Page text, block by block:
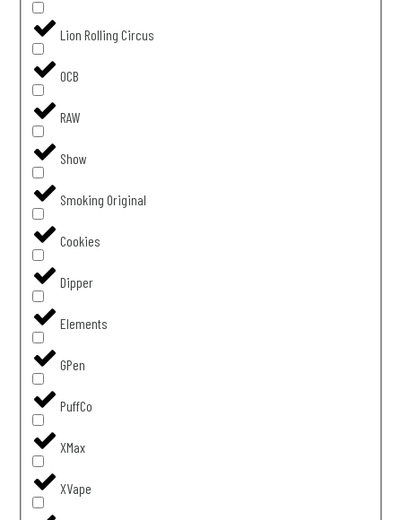
Lion Rolling Circus
OCB
RAW
Show
Smoking Original
Cookies
Dipper
Elements
GPen
PuffCo
XMax
XVape